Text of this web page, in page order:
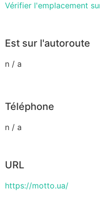
Vérifier l'emplacement
Est sur l'autoroute
n / a
Téléphone
n / a
URL
https://motto.ua/